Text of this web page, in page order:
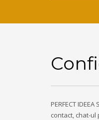
PERFECT
contact, chat-ul